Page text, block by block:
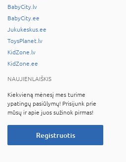
BabyCity.lv
BabyCity.ee
Jukukeskus.ee
ToysPlanet.lv
KidZone.lv
KidZone.ee
NAUJIENLAIŠKIS
Kiekvieną mėnesį mes turime
ypatingų pasiūlymų! Prisijunk prie
mūsų ir apie juos sužinok pirmas!
Registruotis